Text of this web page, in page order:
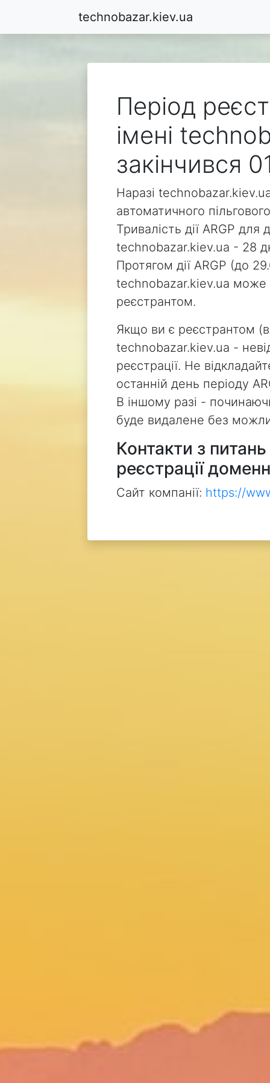
technobazar.kiev.ua
Період
імені
закінчився
Наразі
автоматичного
Тривалість дії ARGP для
technobazar.kiev.ua - 28
Протягом дії ARGP (до
technobazar.kiev.ua може
реєстрантом.
Якщо ви є реєстрантом
technobazar.kiev.ua -
реєстрації. Не
останній день періоду
В іншому разі -
буде видалене без
Контакти з
реєстрації
Сайт компанії: https://